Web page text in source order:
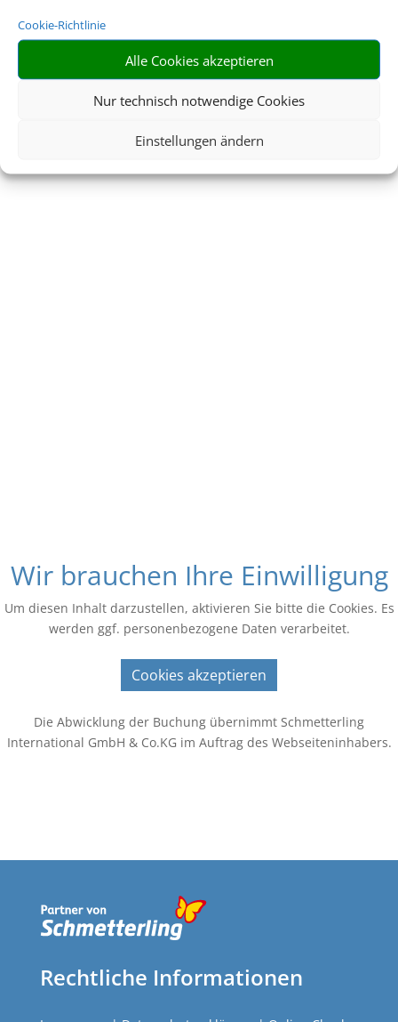
Cookie-Richtlinie
Alle Cookies akzeptieren
Nur technisch notwendige Cookies
Einstellungen ändern
Wir brauchen Ihre Einwilligung
Um diesen Inhalt darzustellen, aktivieren Sie bitte die Cookies. Es
werden ggf. personenbezogene Daten verarbeitet.
Cookies akzeptieren
Die Abwicklung der Buchung übernimmt Schmetterling
International GmbH & Co.KG im Auftrag des Webseiteninhabers.
Rechtliche Informationen